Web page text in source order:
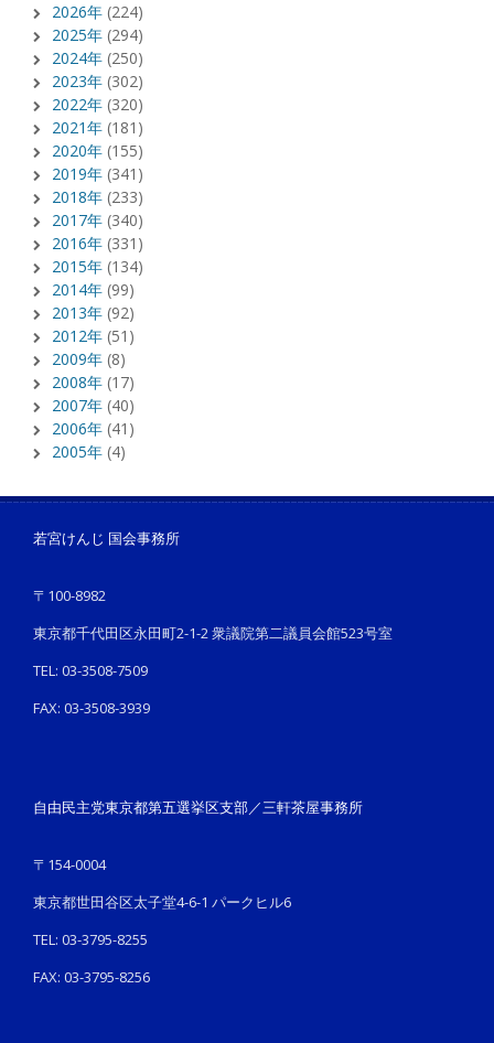
2026年 (224)
2025年 (294)
2024年 (250)
2023年 (302)
2022年 (320)
2021年 (181)
2020年 (155)
2019年 (341)
2018年 (233)
2017年 (340)
2016年 (331)
2015年 (134)
2014年 (99)
2013年 (92)
2012年 (51)
2009年 (8)
2008年 (17)
2007年 (40)
2006年 (41)
2005年 (4)
若宮けんじ 国会事務所
〒100-8982
東京都千代田区永田町2-1-2 衆議院第二議員会館523号室
TEL: 03-3508-7509
FAX: 03-3508-3939
自由民主党東京都第五選挙区支部／三軒茶屋事務所
〒154-0004
東京都世田谷区太子堂4-6-1 パークヒル6
TEL: 03-3795-8255
FAX: 03-3795-8256